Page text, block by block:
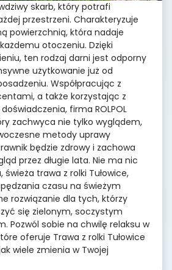
skarb, który potrafi
przestrzeni. Charakteryzuje
powierzchnią, która nadaje
otoczeniu. Dzięki
ten rodzaj darni jest odporny
użytkowanie już od
Współpracując z
a także korzystając z
firma ROLPOL
zachwyca nie tylko wyglądem,
metody uprawy
będzie zdrowy i zachowa
przez długie lata. Nie ma nic
świeża trawa z rolki Tułowice,
czasu na świeżym
rozwiązanie dla tych, którzy
się zielonym, soczystym
Pozwól sobie na chwilę relaksu w
oferuje Trawa z rolki Tułowice
wiele zmienia w Twojej